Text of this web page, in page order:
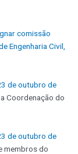
comissão
Engenharia Civil,
de outubro de
Coordenação do
de outubro de
membros do